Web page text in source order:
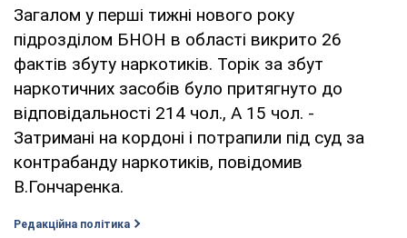
Загалом у перші тижні нового року
підрозділом БНОН в області викрито 26
фактів збуту наркотиків. Торік за збут
наркотичних засобів було притягнуто до
відповідальності 214 чол., А 15 чол. -
Затримані на кордоні і потрапили під суд за
контрабанду наркотиків, повідомив
В.Гончаренка.
Редакційна політика